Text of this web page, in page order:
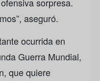
aseguró.
ocurrida en
Guerra Mundial,
que quiere